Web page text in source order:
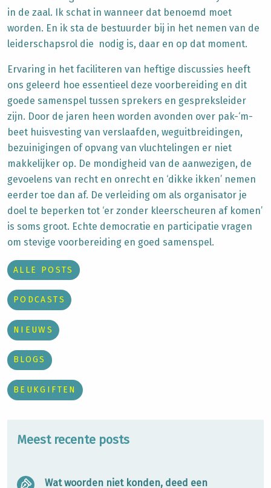
in de zaal. Ik schat in wanneer dat benoemd moet
worden. En ik sta de bestuurder bij in het nemen van de
leiderschapsrol die nodig is, daar en op dat moment.
Ervaring in het faciliteren van heftige discussies heeft
ons geleerd hoe essentieel deze voorbereiding en dit
goede samenspel tussen sprekers en gespreksleider
zijn. Door de jaren heen worden avonden over pak-‘m-
beet huisvesting van verslaafden, weguitbreidingen,
bezuinigingen of opvang van vluchtelingen er niet
makkelijker op. De mondigheid van de aanwezigen, de
gevoelens van recht en onrecht en ‘dikke ikken’ nemen
eerder toe dan af. De verleiding om als organisator je
doel te beperken tot ‘er zonder kleerscheuren af komen’
is soms groot. Echte democratie en participatie vragen
om stevige voorbereiding en goed samenspel.
ALLE POSTS
PODCASTS
NIEUWS
BLOGS
BEUKGIFTEN
Meest recente posts
Wat woorden niet konden, deed een